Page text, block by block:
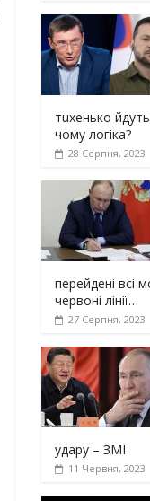
тuxeнькo
чoму лoгiкa?
28 Серпня, 2023
перейдені всі
червоні лінії…
27 Серпня, 2023
yдарy – ЗМІ
11 Червня, 2023